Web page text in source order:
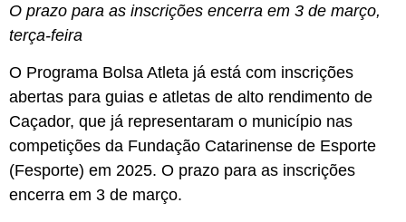
O prazo para as inscrições encerra em 3 de março,
terça-feira
O Programa Bolsa Atleta já está com inscrições
abertas para guias e atletas de alto rendimento de
Caçador, que já representaram o município nas
competições da Fundação Catarinense de Esporte
(Fesporte) em 2025. O prazo para as inscrições
encerra em 3 de março.